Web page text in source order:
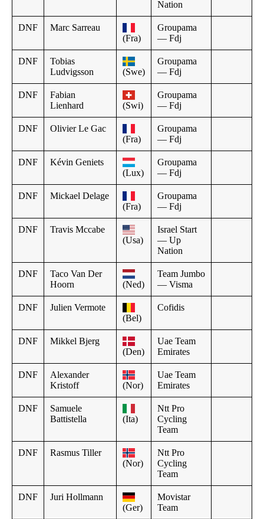
Nation
DNF
Marc Sarreau
(Fra)
Groupama
— Fdj
DNF
Tobias
Ludvigsson
(Swe)
Groupama
— Fdj
DNF
Fabian
Lienhard
(Swi)
Groupama
— Fdj
DNF
Olivier Le Gac
(Fra)
Groupama
— Fdj
DNF
Kévin Geniets
(Lux)
Groupama
— Fdj
DNF
Mickael Delage
(Fra)
Groupama
— Fdj
DNF
Travis Mccabe
(Usa)
Israel Start
— Up
Nation
DNF
Taco Van Der
Hoorn
(Ned)
Team Jumbo
— Visma
DNF
Julien Vermote
(Bel)
Cofidis
DNF
Mikkel Bjerg
(Den)
Uae Team
Emirates
DNF
Alexander
Kristoff
(Nor)
Uae Team
Emirates
DNF
Samuele
Battistella
(Ita)
Ntt Pro
Cycling
Team
DNF
Rasmus Tiller
(Nor)
Ntt Pro
Cycling
Team
DNF
Juri Hollmann
(Ger)
Movistar
Team